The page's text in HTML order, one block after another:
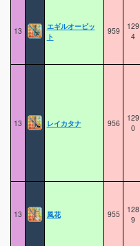
13
エギルオービッ
ト
959
129
4
13 レイカタナ 956
129
0
13 風花 955
128
9